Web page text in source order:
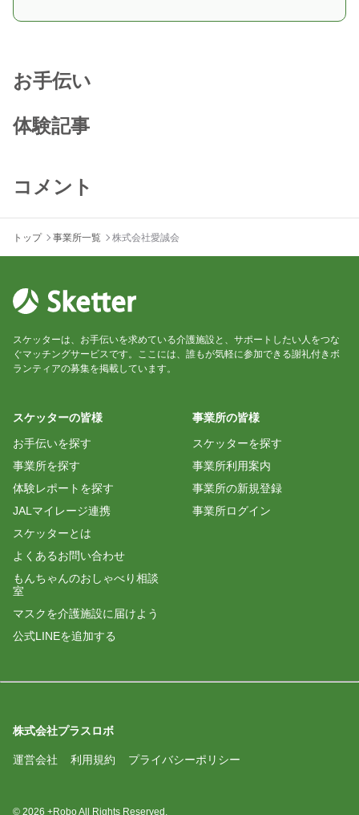
お手伝い
体験記事
コメント
トップ 事業所一覧 株式会社愛誠会
スケッターは、お手伝いを求めている介護施設と、サポートしたい人をつな
ぐマッチングサービスです。ここには、誰もが気軽に参加できる謝礼付きボ
ランティアの募集を掲載しています。
スケッターの皆様
お手伝いを探す
事業所を探す
体験レポートを探す
JALマイレージ連携
スケッターとは
よくあるお問い合わせ
もんちゃんのおしゃべり相談
室
マスクを介護施設に届けよう
公式LINEを追加する
事業所の皆様
スケッターを探す
事業所利用案内
事業所の新規登録
事業所ログイン
株式会社プラスロボ
運営会社 利用規約 プライバシーポリシー
© 2026 +Robo All Rights Reserved.